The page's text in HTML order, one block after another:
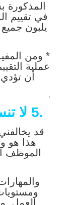
في تقييم
يلبون
* ومن
عملية
أن
.
.5 لا
قد
هذا هو
الموظف
العمل.